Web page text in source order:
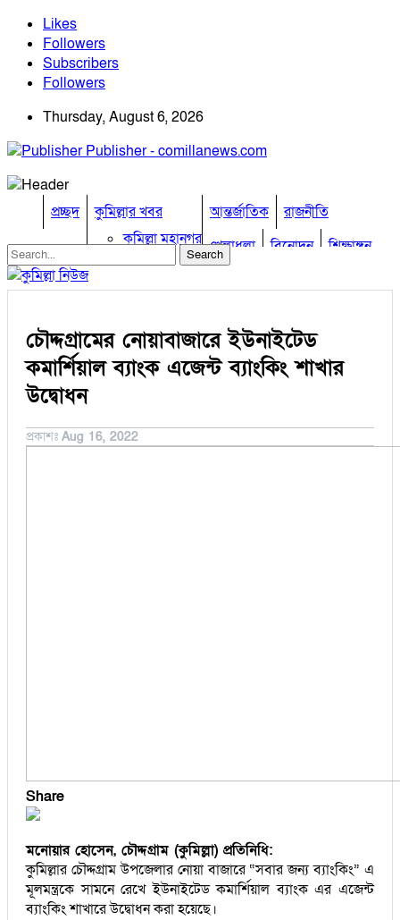
Likes
Followers
Subscribers
Followers
Thursday, August 6, 2026
Publisher - comillanews.com
প্রচ্ছদ
কুমিল্লার খবর
কুমিল্লা মহানগর
আদর্শ সদর
দাউদকান্দি
দেবিদ্বার
নাঙ্গলকোট
ব্রাহ্মণপাড়া
আন্তর্জাতিক
রাজনীতি
খেলাধুলা
বিনোদন
শিক্ষাঙ্গন
ভিডিও
মতামত
কুমিল্লার চাকুরী
চৌদ্দগ্রামের নোয়াবাজারে ইউনাইটেড
কমার্শিয়াল ব্যাংক এজেন্ট ব্যাংকিং শাখার
উদ্বোধন
প্রকাশঃ Aug 16, 2022
Share
মনোয়ার হোসেন, চৌদ্দগ্রাম (কুমিল্লা) প্রতিনিধি:
কুমিল্লার চৌদ্দগ্রাম উপজেলার নোয়া বাজারে “সবার জন্য ব্যাংকিং” এ
মূলমন্ত্রকে সামনে রেখে ইউনাইটেড কমার্শিয়াল ব্যাংক এর এজেন্ট
ব্যাংকিং শাখারে উদ্বোধন করা হয়েছে।